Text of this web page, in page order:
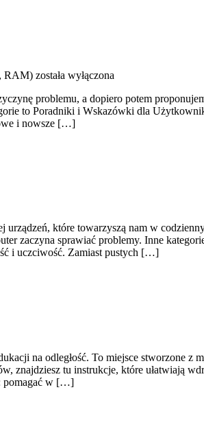
RAM) została wyłączona
problemu, a dopiero potem
to Poradniki i Wskazówki dla
i nowsze […]
które towarzyszą nam w
zaczyna sprawiać problemy. Inne
i uczciwość. Zamiast pustych […]
na odległość. To miejsce stworzone z
znajdziesz tu instrukcje, które ułatwiają
pomagać w […]